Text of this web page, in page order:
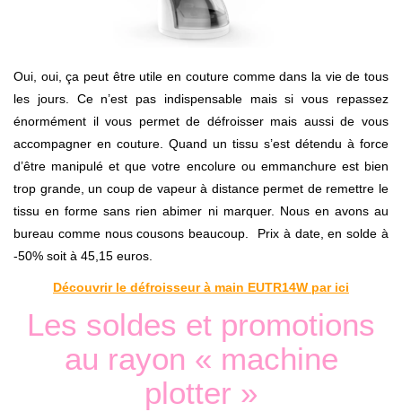
Oui, oui, ça peut être utile en couture comme dans la vie de tous
les jours. Ce n’est pas indispensable mais si vous repassez
énormément il vous permet de défroisser mais aussi de vous
accompagner en couture. Quand un tissu s’est détendu à force
d’être manipulé et que votre encolure ou emmanchure est bien
trop grande, un coup de vapeur à distance permet de remettre le
tissu en forme sans rien abimer ni marquer. Nous en avons au
bureau comme nous cousons beaucoup. Prix à date, en solde à
-50% soit à 45,15 euros.
Découvrir le défroisseur à main EUTR14W par ici
Les soldes et promotions
au rayon « machine
plotter »